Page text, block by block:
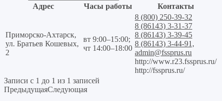
Адрес
Часы работы Контакты
Приморско-Ахтарск,
ул. Братьев Кошевых,
2
вт 9:00–15:00;
чт 14:00–18:00
8 (800) 250-39-32
8 (86143) 3-31-37
8 (86143) 3-39-45
8 (86143) 3-44-91,
admin@fssprus.ru
http://www.r23.fssprus.ru/
http://fssprus.ru/
Записи с 1 до 1 из 1 записей
ПредыдущаяСледующая